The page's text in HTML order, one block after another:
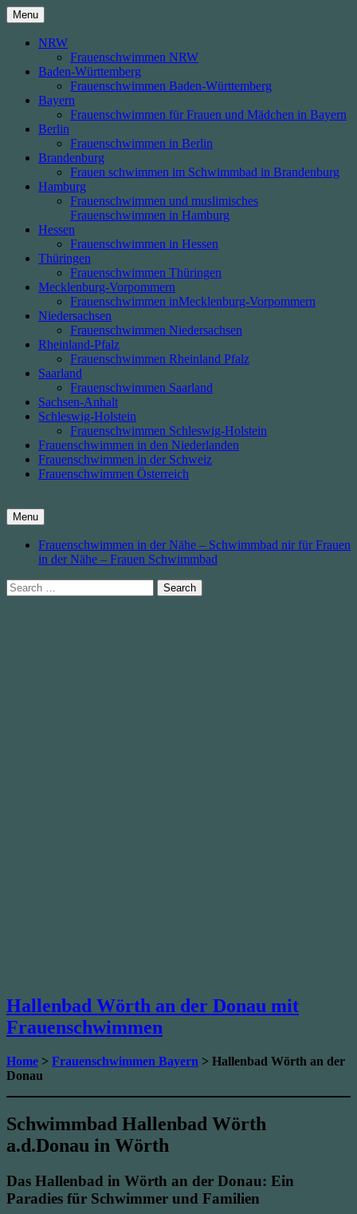
Skip
to
content
Menu
NRW
Frauenschwimmen NRW
Baden-Württemberg
Frauenschwimmen Baden-Württemberg
Bayern
Frauenschwimmen für Frauen und Mädchen in Bayern
Berlin
Frauenschwimmen in Berlin
Brandenburg
Frauen schwimmen im Schwimmbad in Brandenburg
Hamburg
Frauenschwimmen und muslimisches
Frauenschwimmen in Hamburg
Hessen
Frauenschwimmen in Hessen
Thüringen
Frauenschwimmen Thüringen
Mecklenburg-Vorpommern
Frauenschwimmen inMecklenburg-Vorpommern
Niedersachsen
Frauenschwimmen Niedersachsen
Rheinland-Pfalz
Frauenschwimmen Rheinland Pfalz
Saarland
Frauenschwimmen Saarland
Sachsen-Anhalt
Schleswig-Holstein
Frauenschwimmen Schleswig-Holstein
Frauenschwimmen in den Niederlanden
Frauenschwimmen in der Schweiz
Frauenschwimmen Österreich
Menu
Frauenschwimmen in der Nähe – Schwimmbad nir für Frauen
in der Nähe – Frauen Schwimmbad
Search
for:
Hallenbad Wörth an der Donau mit
Frauenschwimmen
Home > Frauenschwimmen Bayern > Hallenbad Wörth an der
Donau
Schwimmbad Hallenbad Wörth
a.d.Donau in Wörth
Das Hallenbad in Wörth an der Donau: Ein
Paradies für Schwimmer und Familien